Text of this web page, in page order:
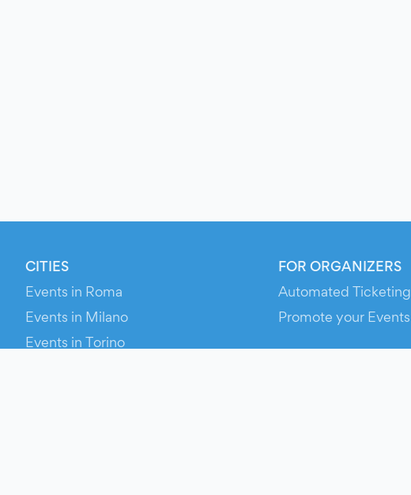
CITIES
Events in Roma
Events in Milano
Events in Torino
FOR ORGANIZERS
Automated Ticketing
Promote your Events